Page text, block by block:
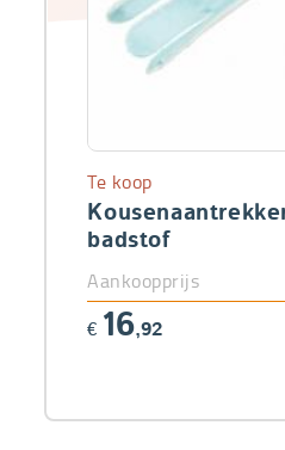
badstof
Te koop
Aankoopprijs
€ 16,92